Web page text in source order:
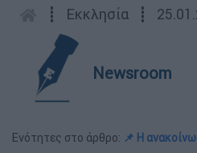
┋ Εκκλησία ┋
Newsroom
Ενότητες στο άρθρο: 📌 Η